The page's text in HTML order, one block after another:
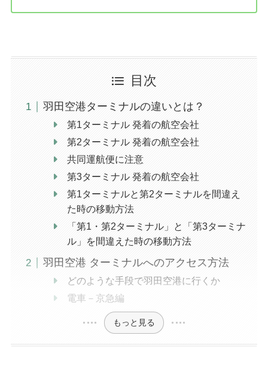
目次
羽田空港ターミナルの違いとは？
第1ターミナル 発着の航空会社
第2ターミナル 発着の航空会社
共同運航便に注意
第3ターミナル 発着の航空会社
第1ターミナルと第2ターミナルを間違え
た時の移動方法
「第1・第2ターミナル」と「第3ターミナ
ル」を間違えた時の移動方法
羽田空港 ターミナルへのアクセス方法
どのような手段で羽田空港に行くか
電車－京急編
もっと見る